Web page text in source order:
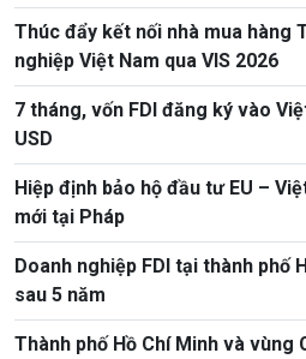
Thúc đẩy kết nối nhà mua hàng
nghiệp Việt Nam qua VIS 2026
7 tháng, vốn FDI đăng ký vào
USD
Hiệp định bảo hộ đầu tư EU –
mới tại Pháp
Doanh nghiệp FDI tại thành phố
sau 5 năm
Thành phố Hồ Chí Minh và vùng